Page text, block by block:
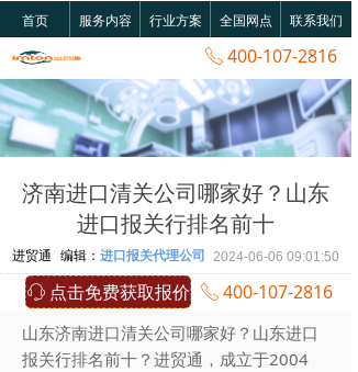
ꂅ 400-107-2816
首页 服务内容 行业方案 全国网点 联系我们
济南进口清关公司哪家好？山东
进口报关行排名前十
山东济南进口清关公司哪家好？山东进口
报关行排名前十？进贸通，成立于2004
2024-06-06 09:01:50
进贸通 编辑： 进口报关代理公司
ꁱ 点击免费获取报价 ꂅ 400-107-2816